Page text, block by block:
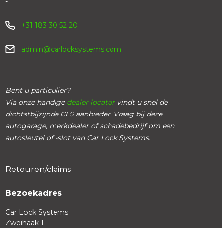
+31 183 30 52 20
admin@carlocksystems.com
Bent u particulier?
Via onze handige dealer locatorvindt u snel de
dichtstbijzijnde CLS aanbieder. Vraag bij deze
autogarage, merkdealer of schadebedrijf om een
autosleutel of -slot van Car Lock Systems.
Retouren/claims
Bezoekadres
Car Lock Systems
Zweihaak 1